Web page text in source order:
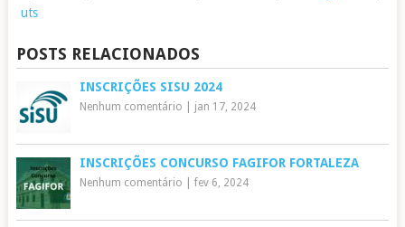
uts
POSTS RELACIONADOS
INSCRIÇÕES SISU 2024
Nenhum comentário jan 17, 2024
INSCRIÇÕES CONCURSO FAGIFOR FORTALEZA
Nenhum comentário fev 6, 2024